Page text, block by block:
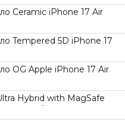
Ceramic iPhone 17 Air
Tempered 5D iPhone 17
OG Apple iPhone 17 Air
Hybrid with MagSafe